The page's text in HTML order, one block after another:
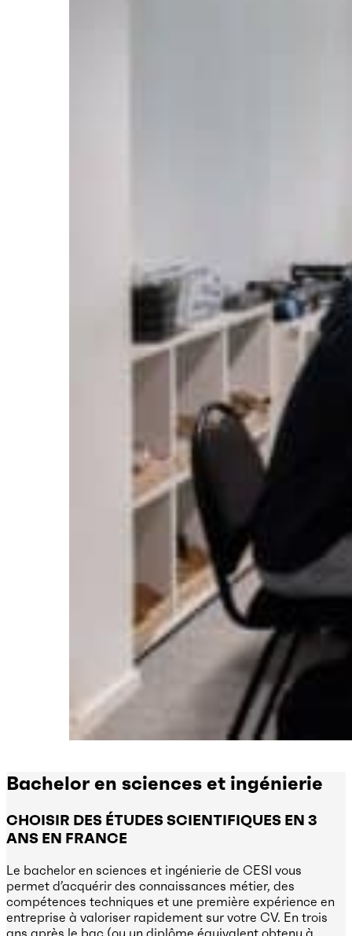
Bachelor en sciences et ingénierie
CHOISIR DES ÉTUDES SCIENTIFIQUES EN 3
ANS EN FRANCE
Le bachelor en sciences et ingénierie de CESI vous
permet d’acquérir des connaissances métier, des
compétences techniques et une première expérience en
entreprise à valoriser rapidement sur votre CV. En trois
ans après le bac (ou un diplôme équivalent obtenu à